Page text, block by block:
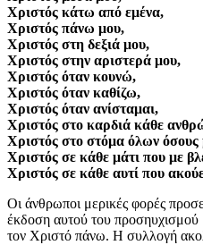
Χριστός κάτω από εμένα,
Χριστός πάνω μου,
Χριστός στη δεξιά μου,
Χριστός στην αριστερά μου,
Χριστός όταν κουνώ,
Χριστός όταν καθίζω,
Χριστός όταν ανίσταμαι,
Χριστός στο καρδιά κάθε
Χριστός στο στόμα όλων όσους
Χριστός σε κάθε μάτι που με
Χριστός σε κάθε αυτί που
Οι άνθρωποι μερικές φορές
έκδοση αυτού του προσηυχισμού
τον Χριστό πάνω. Η συλλογή